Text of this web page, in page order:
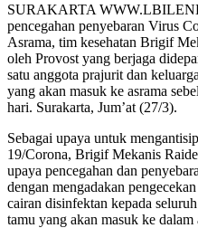
SURAKARTA
pencegahan penyebaran Virus
Asrama, tim kesehatan Brigif
oleh Provost yang berjaga
satu anggota prajurit dan
yang akan masuk ke asrama
hari. Surakarta, Jum’at (27/3).
Sebagai upaya untuk
19/Corona, Brigif Mekanis
upaya pencegahan dan
dengan mengadakan
cairan disinfektan kepada
tamu yang akan masuk ke dalam